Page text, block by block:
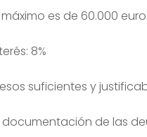
es de 60.000
8%
suficientes y
documentación de las